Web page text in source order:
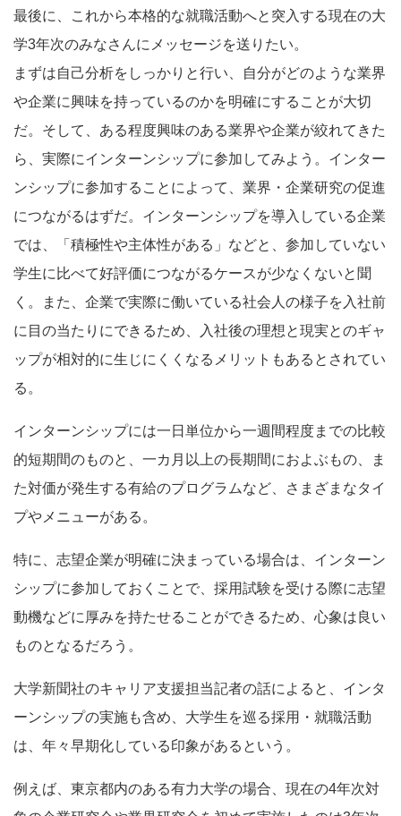
最後に、これから本格的な就職活動へと突入する現在の大
学3年次のみなさんにメッセージを送りたい。
まずは自己分析をしっかりと行い、自分がどのような業界
や企業に興味を持っているのかを明確にすることが大切
だ。そして、ある程度興味のある業界や企業が絞れてきた
ら、実際にインターンシップに参加してみよう。インター
ンシップに参加することによって、業界・企業研究の促進
につながるはずだ。インターンシップを導入している企業
では、「積極性や主体性がある」などと、参加していない
学生に比べて好評価につながるケースが少なくないと聞
く。また、企業で実際に働いている社会人の様子を入社前
に目の当たりにできるため、入社後の理想と現実とのギャ
ップが相対的に生じにくくなるメリットもあるとされてい
る。
インターンシップには一日単位から一週間程度までの比較
的短期間のものと、一カ月以上の長期間におよぶもの、ま
た対価が発生する有給のプログラムなど、さまざまなタイ
プやメニューがある。
特に、志望企業が明確に決まっている場合は、インターン
シップに参加しておくことで、採用試験を受ける際に志望
動機などに厚みを持たせることができるため、心象は良い
ものとなるだろう。
大学新聞社のキャリア支援担当記者の話によると、インタ
ーンシップの実施も含め、大学生を巡る採用・就職活動
は、年々早期化している印象があるという。
例えば、東京都内のある有力大学の場合、現在の4年次対